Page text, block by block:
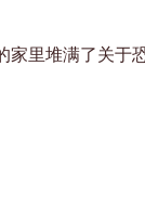
里堆满了关于